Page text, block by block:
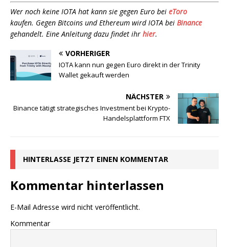
Wer noch keine IOTA hat kann sie gegen Euro bei eToro
kaufen. Gegen Bitcoins und Ethereum wird IOTA bei Binance
gehandelt. Eine Anleitung dazu findet ihr hier.
VORHERIGER
IOTA kann nun gegen Euro direkt in der Trinity
Wallet gekauft werden
NÄCHSTER
Binance tätigt strategisches Investment bei Krypto-
Handelsplattform FTX
HINTERLASSE JETZT EINEN KOMMENTAR
Kommentar hinterlassen
E-Mail Adresse wird nicht veröffentlicht.
Kommentar